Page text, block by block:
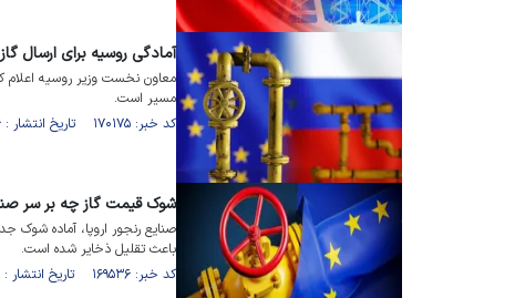
آمادگی روسیه برای ارسال
معاون نخست وزیر روسیه اعلام
مسیر است.
کد خبر: ۱۷۰۱۷۵ تاریخ انتشار : ۱۴۰۳/۱۰/۰۶
شوک قیمت گاز چه بر سر
صنایع رنجور اروپا، آماده شوک
باعث تقلیل ذخایر شده است.
کد خبر: ۱۶۹۵۳۶ تاریخ انتشار : ۱۴۰۳/۰۹/۱۸